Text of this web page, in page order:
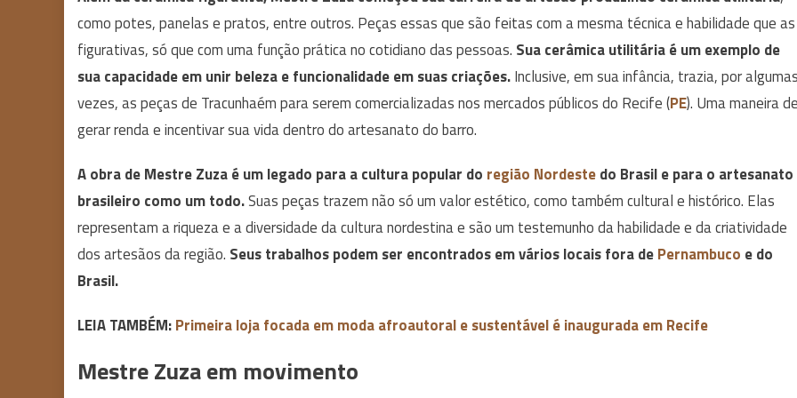
como potes, panelas e pratos, entre outros. Peças essas que são feitas com a mesma técnica e habilidade que as
figurativas, só que com uma função prática no cotidiano das pessoas. Sua cerâmica utilitária é um exemplo de
sua capacidade em unir beleza e funcionalidade em suas criações.Inclusive, em sua infância, trazia, por algumas
vezes, as peças de Tracunhaém para serem comercializadas nos mercados públicos do Recife (PE). Uma maneira de
gerar renda e incentivar sua vida dentro do artesanato do barro.
A obra de Mestre Zuza é um legado para a cultura popular do região Nordestedo Brasil e para o artesanato
brasileiro como um todo.Suas peças trazem não só um valor estético, como também cultural e histórico. Elas
representam a riqueza e a diversidade da cultura nordestina e são um testemunho da habilidade e da criatividade
dos artesãos da região. Seus trabalhos podem ser encontrados em vários locais fora dePernambuco e do
Brasil.
LEIA TAMBÉM:Primeira loja focada em moda afroautoral e sustentável é inaugurada em Recife
Mestre Zuza em movimento